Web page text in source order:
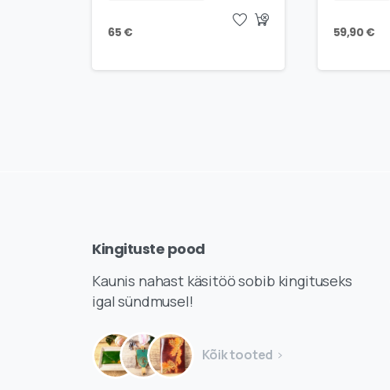
65 € 59,90 €
Kingituste pood
Kaunis nahast käsitöö sobib kingituseks
igal sündmusel!
Kõik tooted